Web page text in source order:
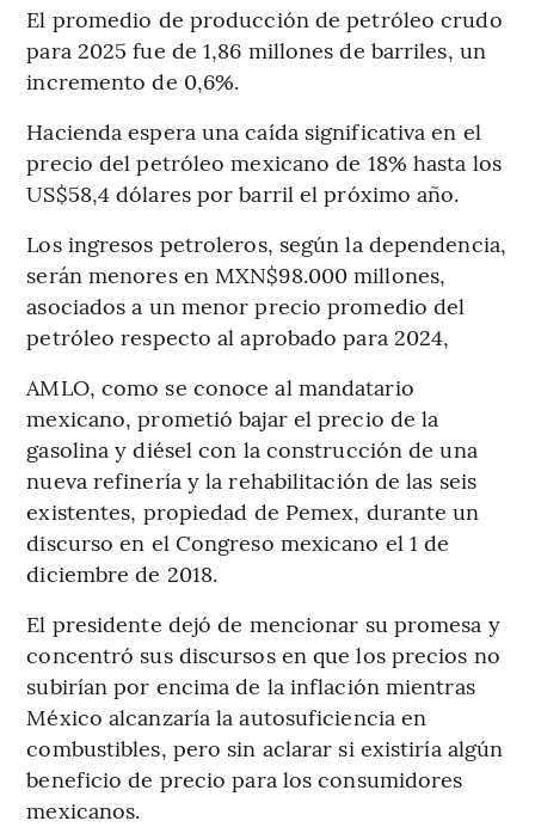
El promedio de producción de petróleo crudo
para 2025 fue de 1,86 millones de barriles, un
incremento de 0,6%.
Hacienda espera una caída significativa en el
precio del petróleo mexicano de 18% hasta los
US$58,4 dólares por barril el próximo año.
Los ingresos petroleros, según la dependencia,
serán menores en MXN$98.000 millones,
asociados a un menor precio promedio del
petróleo respecto al aprobado para 2024,
AMLO, como se conoce al mandatario
mexicano, prometió bajar el precio de la
gasolina y diésel con la construcción de una
nueva refinería y la rehabilitación de las seis
existentes, propiedad de Pemex, durante un
discurso en el Congreso mexicano el 1 de
diciembre de 2018.
El presidente dejó de mencionar su promesa y
concentró sus discursos en que los precios no
subirían por encima de la inflación mientras
México alcanzaría la autosuficiencia en
combustibles, pero sin aclarar si existiría algún
beneficio de precio para los consumidores
mexicanos.